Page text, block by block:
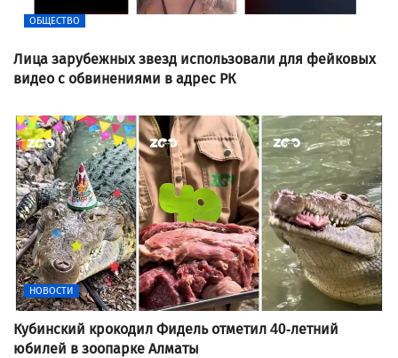
ОБЩЕСТВО
Лица зарубежных звезд использовали для фейковых
видео с обвинениями в адрес РК
НОВОСТИ
Кубинский крокодил Фидель отметил 40-летний
юбилей в зоопарке Алматы